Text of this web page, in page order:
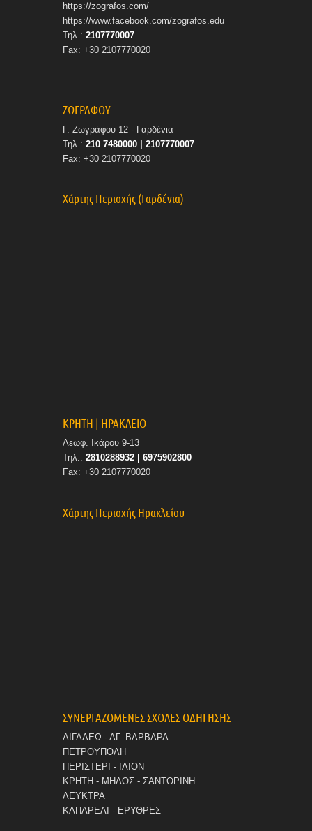
https://zografos.com/
https://www.facebook.com/zografos.edu
Τηλ.: 2107770007
Fax: +30 2107770020
ΖΩΓΡΑΦΟΥ
Γ. Ζωγράφου 12 - Γαρδένια
Τηλ.: 210 7480000 | 2107770007
Fax: +30 2107770020
Χάρτης Περιοχής (Γαρδένια)
ΚΡΗΤΗ | ΗΡΑΚΛΕΙΟ
Λεωφ. Ικάρου 9-13
Τηλ.: 2810288932 | 6975902800
Fax: +30 2107770020
Χάρτης Περιοχής Ηρακλείου
ΣΥΝΕΡΓΑΖΟΜΕΝΕΣ ΣΧΟΛΕΣ ΟΔΗΓΗΣΗΣ
ΑΙΓΑΛΕΩ - ΑΓ. ΒΑΡΒΑΡΑ
ΠΕΤΡΟΥΠΟΛΗ
ΠΕΡΙΣΤΕΡΙ - ΙΛΙΟΝ
ΚΡΗΤΗ - ΜΗΛΟΣ - ΣΑΝΤΟΡΙΝΗ
ΛΕΥΚΤΡΑ
ΚΑΠΑΡΕΛΙ - ΕΡΥΘΡΕΣ